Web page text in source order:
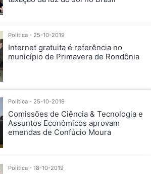
Política - 25-10-2019
Internet gratuita é referência no
município de Primavera de Rondônia
Política - 25-10-2019
Comissões de Ciência & Tecnologia e
Assuntos Econômicos aprovam
emendas de Confúcio Moura
Política - 18-10-2019